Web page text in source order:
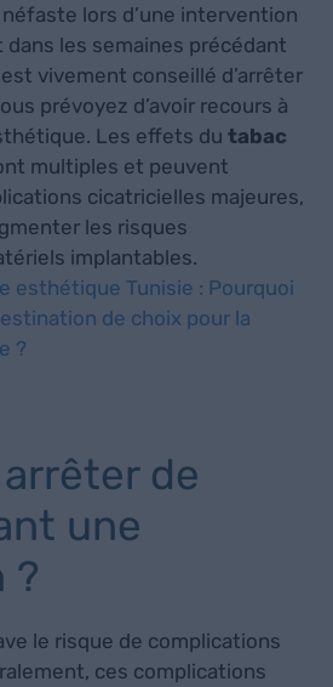
lors d’une intervention
les semaines précédant
vivement conseillé d’arrêter
prévoyez d’avoir recours à
Les effets dutabac
multiples et peuvent
cicatricielles majeures,
les risques
implantables.
esthétique Tunisie : Pourquoi
de choix pour la
?
de
une
?
le risque de complications
ces complications